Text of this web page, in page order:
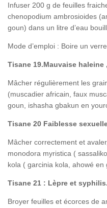
Infuser 200 g de feuilles
chenopodium ambrosioides
goun) dans un litre d’eau
Mode d’emploi : Boire un
Tisane 19.Mauvaise
Mâcher régulièrement les
(muscadier africain, faux
goun, ishasha gbakun en
Tisane 20 Faiblesse
Mâcher correctement et
monodora myristica (
kola ( garcinia kola, ahowé en
Tisane 21 : Lèpre et syphilis.
Broyer feuilles et écorces de